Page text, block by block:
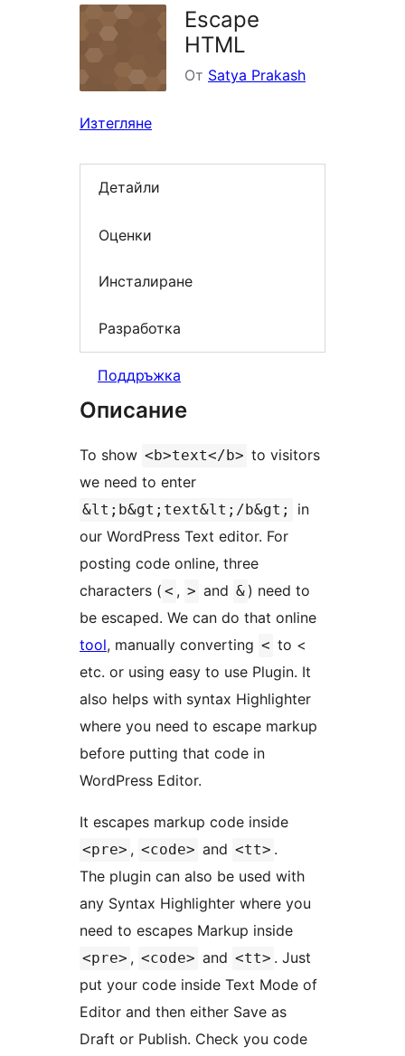
Escape
HTML
От Satya Prakash
Изтегляне
Детайли
Оценки
Инсталиране
Разработка
Поддръжка
Описание
To show <b>text</b> to visitors
we need to enter
&lt;b&gt;text&lt;/b&gt;
in
our WordPress Text editor. For
posting code online, three
characters ( < , > and & ) need to
be escaped. We can do that online
tool, manually converting < to <
etc. or using easy to use Plugin. It
also helps with syntax Highlighter
where you need to escape markup
before putting that code in
WordPress Editor.
It escapes markup code inside
<pre> , <code> and <tt> .
The plugin can also be used with
any Syntax Highlighter where you
need to escapes Markup inside
<pre> , <code> and <tt> . Just
put your code inside Text Mode of
Editor and then either Save as
Draft or Publish. Check you code